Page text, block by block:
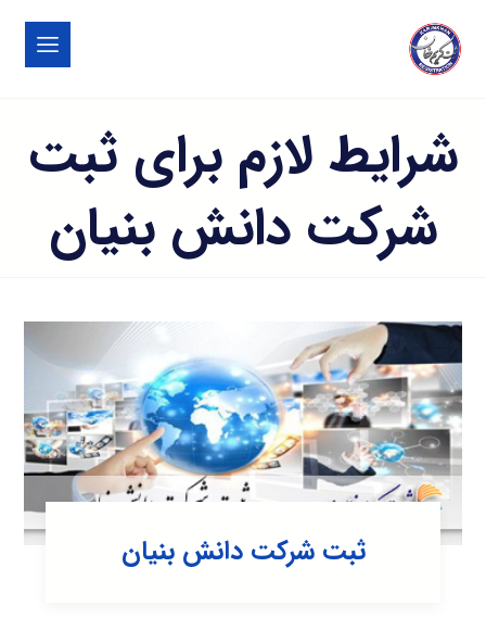
شرایط لازم برای ثبت
شرکت دانش بنیان
ثبت شرکت دانش بنیان